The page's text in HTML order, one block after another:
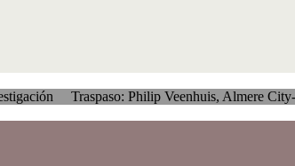
Traspaso: Philip Veenhuis, Almere City-Willem II